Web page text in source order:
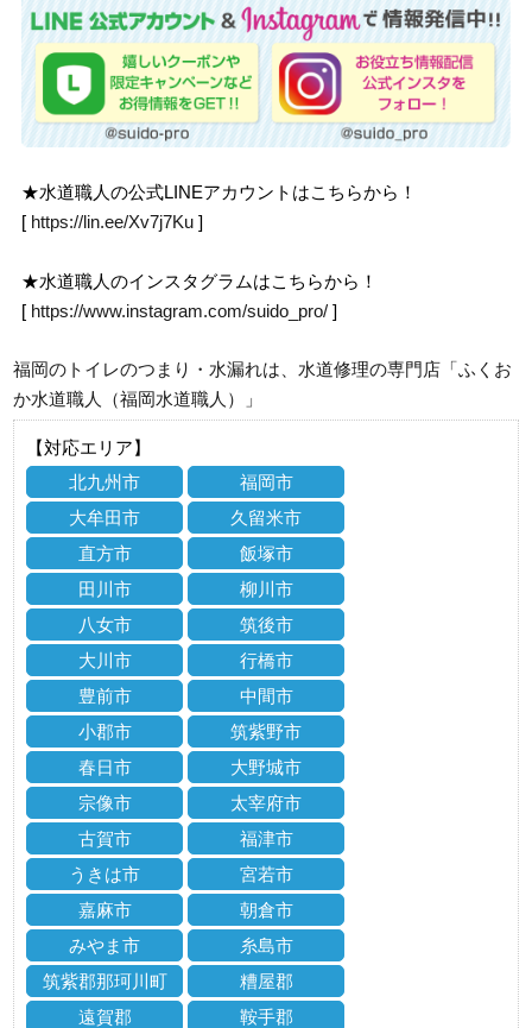
★水道職人の公式LINEアカウントはこちらから！
[ https://lin.ee/Xv7j7Ku ]
★水道職人のインスタグラムはこちらから！
[ https://www.instagram.com/suido_pro/ ]
福岡のトイレのつまり・水漏れは、水道修理の専門店「ふくお
か水道職人（福岡水道職人）」
【対応エリア】
北九州市
福岡市
大牟田市
久留米市
直方市
飯塚市
田川市
柳川市
八女市
筑後市
大川市
行橋市
豊前市
中間市
小郡市
筑紫野市
春日市
大野城市
宗像市
太宰府市
古賀市
福津市
うきは市
宮若市
嘉麻市
朝倉市
みやま市
糸島市
筑紫郡那珂川町
糟屋郡
遠賀郡
鞍手郡